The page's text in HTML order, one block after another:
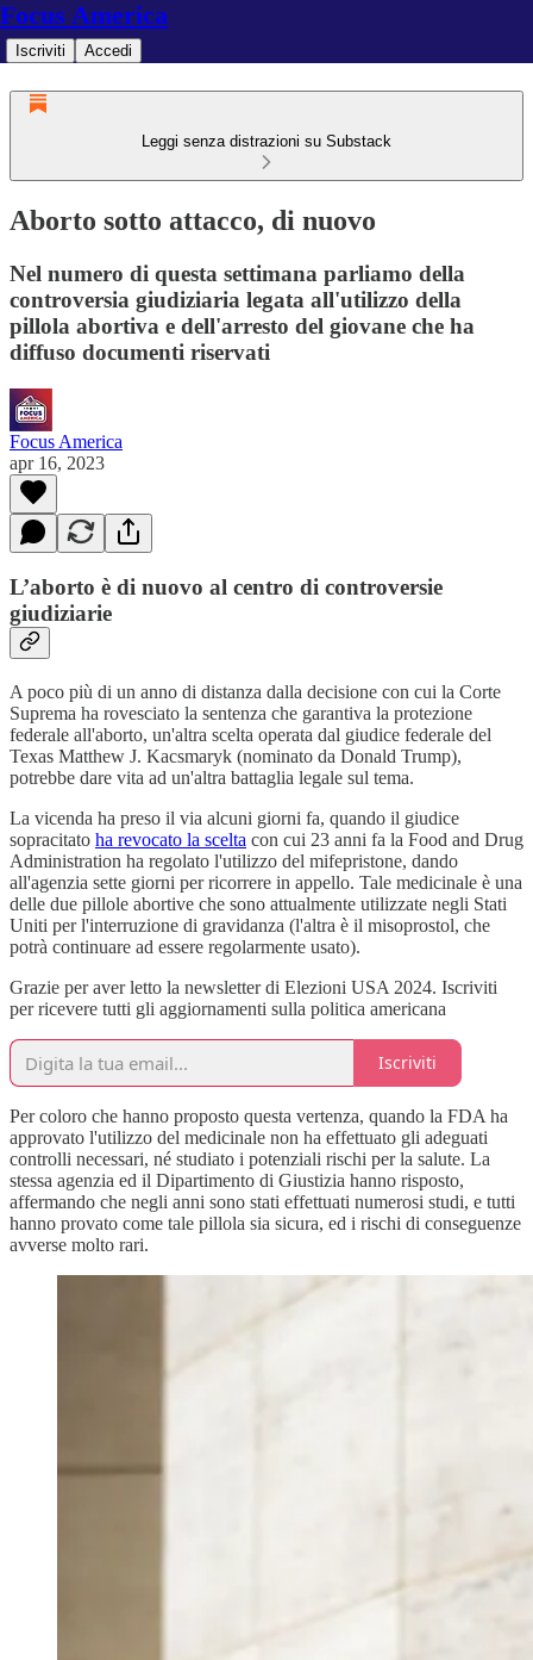
Focus America
Iscriviti Accedi
Leggi senza distrazioni su Substack
Aborto sotto attacco, di nuovo
Nel numero di questa settimana parliamo della
controversia giudiziaria legata all'utilizzo della
pillola abortiva e dell'arresto del giovane che ha
diffuso documenti riservati
Focus America
apr 16, 2023
L’aborto è di nuovo al centro di controversie
giudiziarie
A poco più di un anno di distanza dalla decisione con cui la Corte
Suprema ha rovesciato la sentenza che garantiva la protezione
federale all'aborto, un'altra scelta operata dal giudice federale del
Texas Matthew J. Kacsmaryk (nominato da Donald Trump),
potrebbe dare vita ad un'altra battaglia legale sul tema.
La vicenda ha preso il via alcuni giorni fa, quando il giudice
sopracitato ha revocato la scelta con cui 23 anni fa la Food and Drug
Administration ha regolato l'utilizzo del mifepristone, dando
all'agenzia sette giorni per ricorrere in appello. Tale medicinale è una
delle due pillole abortive che sono attualmente utilizzate negli Stati
Uniti per l'interruzione di gravidanza (l'altra è il misoprostol, che
potrà continuare ad essere regolarmente usato).
Grazie per aver letto la newsletter di Elezioni USA 2024. Iscriviti
per ricevere tutti gli aggiornamenti sulla politica americana
Iscriviti
Per coloro che hanno proposto questa vertenza, quando la FDA ha
approvato l'utilizzo del medicinale non ha effettuato gli adeguati
controlli necessari, né studiato i potenziali rischi per la salute. La
stessa agenzia ed il Dipartimento di Giustizia hanno risposto,
affermando che negli anni sono stati effettuati numerosi studi, e tutti
hanno provato come tale pillola sia sicura, ed i rischi di conseguenze
avverse molto rari.